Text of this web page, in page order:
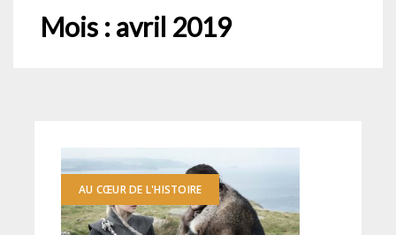
Mois :avril 2019
AU CŒUR DE L'HISTOIRE